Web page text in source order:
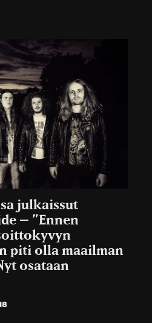
julkaissut
– ”Ennen
piti olla maailman
osataan